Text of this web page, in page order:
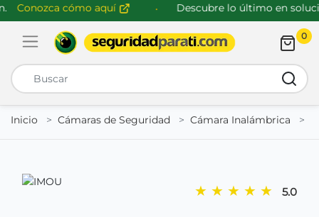
Conozca cómo aquí Descubre lo último en
Abrir menú de navegación
0
Inicio
Cámaras de Seguridad Cámara Inalámbrica
★ ★ ★ ★ ★ 5.0